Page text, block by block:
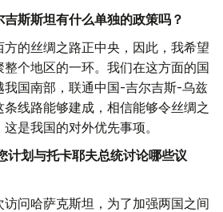
斯斯坦有什么单独的政策吗？
的丝绸之路正中央，因此，我希望
个地区的一环。我们在这方面的国
我国南部，联通中国-吉尔吉斯-乌兹
线路能够建成，相信能够令丝绸之
是我国的对外优先事项。
计划与托卡耶夫总统讨论哪些议
问哈萨克斯坦，为了加强两国之间